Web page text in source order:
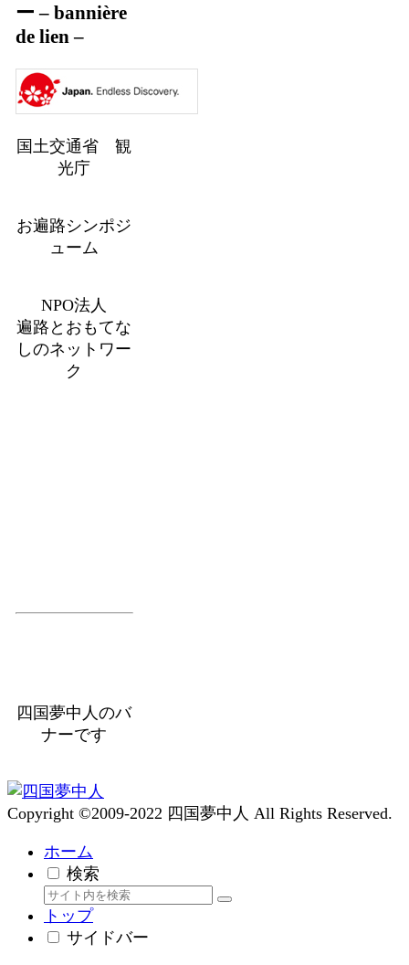
ー – bannière
de lien –
国土交通省 観
光庁
お遍路シンポジ
ューム
NPO法人
遍路とおもてな
しのネットワー
ク
四国夢中人のバ
ナーです
Copyright ©2009-2022 四国夢中人 All Rights Reserved.
ホーム
検索
トップ
サイドバー